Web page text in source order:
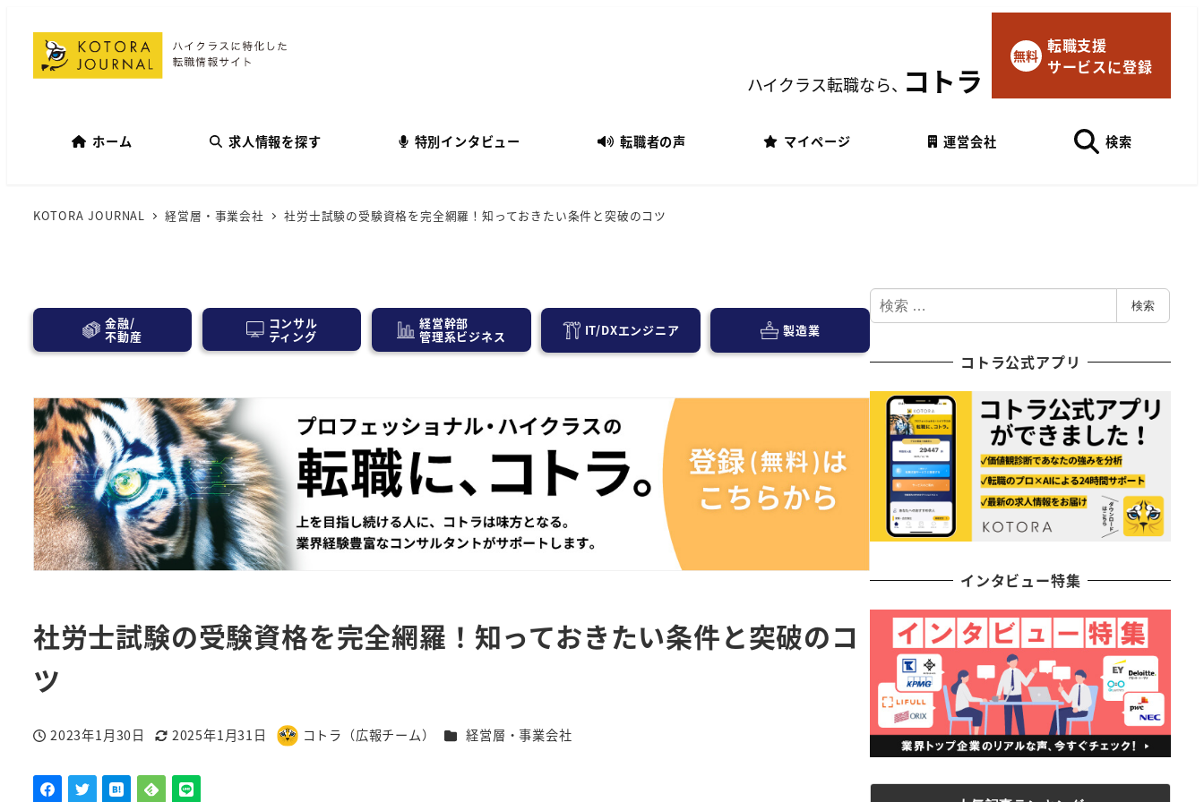
マイページにログイン
ハイクラス転職なら、コトラ
無料 転職支援
サービスに登録
ホーム 求人情報を探す 特別インタビュー 転職者の声 マイページ 運営会社 検索
KOTORA JOURNAL 経営層・事業会社 社労士試験の受験資格を完全網羅！知っておきたい条件と突破のコツ
金融/
不動産
コンサル
ティング
経営幹部
管理系ビジネス IT/DXエンジニア 製造業
社労士試験の受験資格を完全網羅！知っておきたい条件と突破のコ
ツ
投稿日
2023年1月30日
更新日
2025年1月31日
著
コトラ（広報チーム） カテゴリー
経営層・事業会社
検
索
検索
コトラ公式アプリ
インタビュー特集